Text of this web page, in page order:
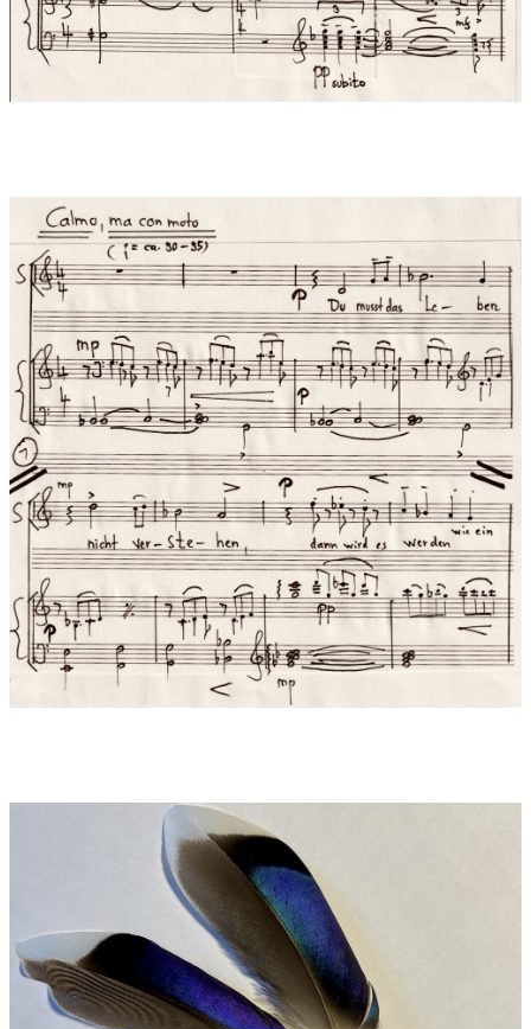
hat
die träume
ich trage sie
in die welt“
so wie ein Kind im Weitergehen von jedem Wehen
sich viele Blüten schenken lässt.
Sie aufzusammeln und zu sparen,
das kommt dem Kind nicht in den Sinn.
Es löst sie leise aus den Haaren,
drin sie so gern gefangen waren,
und hält den lieben jungen Jahren
nach neuen seine Hände hin.
Uraufführung:13.10.2025 , Rubinstein-Saal München
Uraufführung Interpreten:Uraufführung am 13. Oktober 2025
im Rubinsteinsaal München / Konzert des Münchner
Tonünstlerverbandes, mit Ute Ziemer (Sopran) und Duccio
Beverini (Klavier)